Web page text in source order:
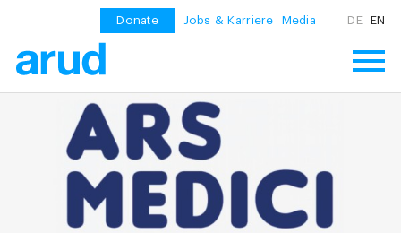
Donate Jobs & Karriere Media DE EN